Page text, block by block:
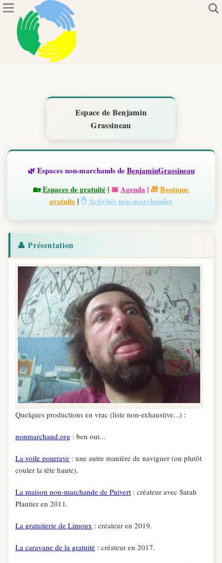
Espace de Benjamin
Grassineau
🌿 Espaces non-marchands deBenjaminGrassineau
🏡Espaces de gratuité | 📅 Agenda | 🎁Boutique
gratuite | ✋Activités non-marchandes
👤 Présentation
Quelques productions en vrac (liste non-exhaustive...) :
nonmarchand.org : ben oui...
La voile pourrave : une autre manière de naviguer (ou plutôt
couler la tête haute).
La maison non-marchande de Puivert : créateur avec Sarah
Plantier en 2011.
La gratuiterie de Limoux : créateur en 2019.
La caravane de la gratuité : créateur en 2017.